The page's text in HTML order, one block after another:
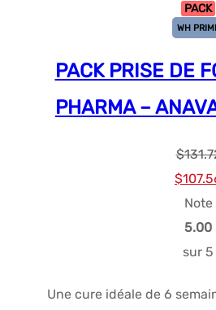
PACK
WH
PACK PRISE DE
PHARMA –
$
Le
prix
initial
était :
$
Note
5.00
sur 5
Une cure idéale de 6